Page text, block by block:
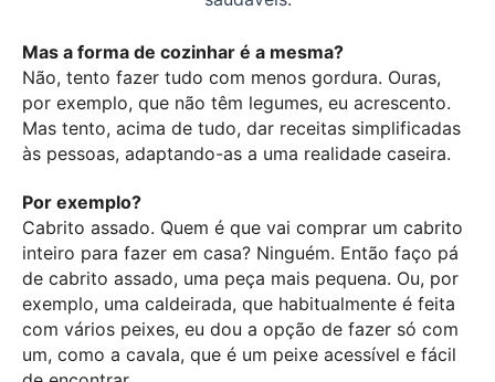
Mas a forma de cozinhar é a mesma?
Não, tento fazer tudo com menos gordura. Ouras,
por exemplo, que não têm legumes, eu acrescento.
Mas tento, acima de tudo, dar receitas simplificadas
às pessoas, adaptando-as a uma realidade caseira.
Por exemplo?
Cabrito assado. Quem é que vai comprar um cabrito
inteiro para fazer em casa? Ninguém. Então faço pá
de cabrito assado, uma peça mais pequena. Ou, por
exemplo, uma caldeirada, que habitualmente é feita
com vários peixes, eu dou a opção de fazer só com
um, como a cavala, que é um peixe acessível e fácil